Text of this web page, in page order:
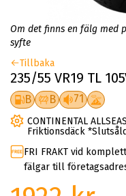
Om det finns en fälg med
syfte
Tillbaka
235/55 VR19 TL
B B 71
CONTINENTAL
Friktionsdäck *Slutsåld
FRI FRAKT vid
fälgar till